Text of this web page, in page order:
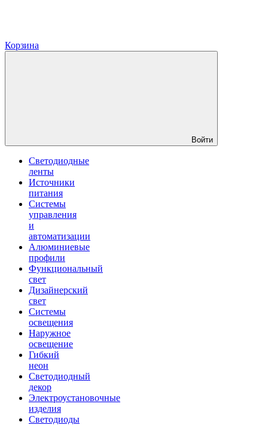
Корзина
Войти
Светодиодные
ленты
Источники
питания
Системы
управления
и
автоматизации
Алюминиевые
профили
Функциональный
свет
Дизайнерский
свет
Системы
освещения
Наружное
освещение
Гибкий
неон
Светодиодный
декор
Электроустановочные
изделия
Светодиоды